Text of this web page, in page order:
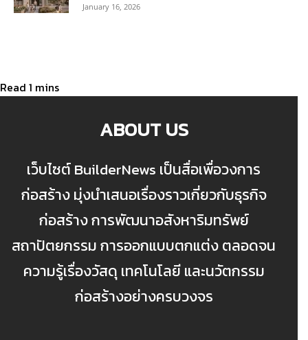
January 16, 2026
ABOUT US
เว็บไซต์ BuilderNews เป็นสื่อเพื่อวงการ
ก่อสร้าง มุ่งนำเสนอเรื่องราวเกี่ยวกับธุรกิจ
ก่อสร้าง การพัฒนาอสังหาริมทรัพย์
สถาปัตยกรรม การออกแบบตกแต่ง ตลอดจน
ความรู้เรื่องวัสดุ เทคโนโลยี และนวัตกรรม
ก่อสร้างอย่างครบวงจร